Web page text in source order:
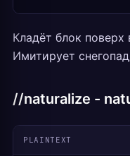
Кладёт блок поверх
Имитирует
//naturalize -
PLAINTEXT